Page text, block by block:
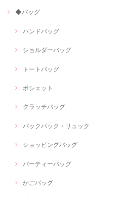
◆バッグ
ハンドバッグ
ショルダーバッグ
トートバッグ
ポシェット
クラッチバッグ
バックパック・リュック
ショッピングバッグ
パーティーバッグ
かごバッグ